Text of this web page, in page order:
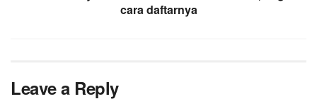
cara daftarnya
Leave a Reply